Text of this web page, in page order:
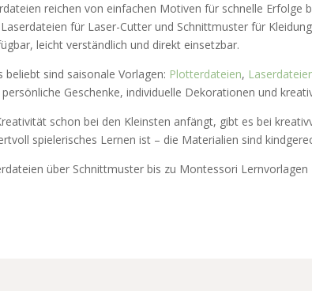
reichen von einfachen Motiven für schnelle Erfolge
für Laser-Cutter und Schnittmuster für
leicht verständlich und direkt einsetzbar.
beliebt sind saisonale Vorlagen: Plotterdateien,
Geschenke, individuelle Dekorationen und
schon bei den Kleinsten anfängt, gibt es bei
spielerisches Lernen ist – die Materialien sind
über Schnittmuster bis zu Montessori